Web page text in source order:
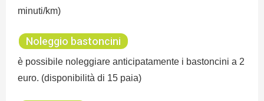
minuti/km)
Noleggio bastoncini
è possibile noleggiare anticipatamente i bastoncini a 2
euro. (disponibilità di 15 paia)